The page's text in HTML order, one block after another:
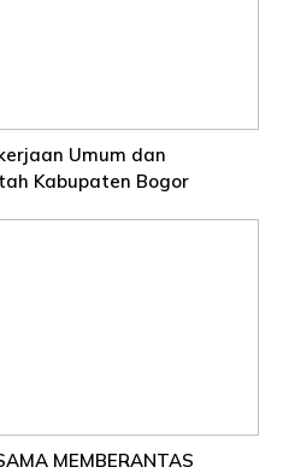
Umum dan
Kabupaten Bogor
MEMBERANTAS